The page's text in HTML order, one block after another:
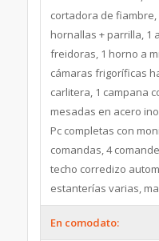
cortadora de
hornallas + parrilla, 1
freidoras, 1 horno a
cámaras frigoríficas
carlitera, 1 campana
mesadas en acero
Pc completas con
comandas, 4
techo corredizo
estanterías varias,
En comodato: